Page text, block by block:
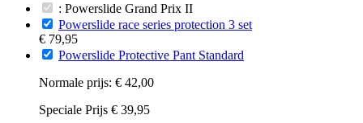
: Powerslide Grand Prix II
Powerslide race series protection 3 set
€ 79,95
Powerslide Protective Pant Standard
Normale prijs: € 42,00
Speciale Prijs € 39,95